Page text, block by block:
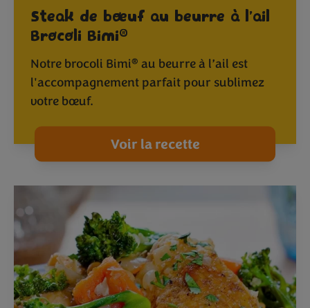
Steak de bœuf au beurre à l’ail
Brocoli Bimi®
Notre brocoli Bimi® au beurre à l’ail est
l'accompagnement parfait pour sublimez
votre bœuf.
Voir la recette